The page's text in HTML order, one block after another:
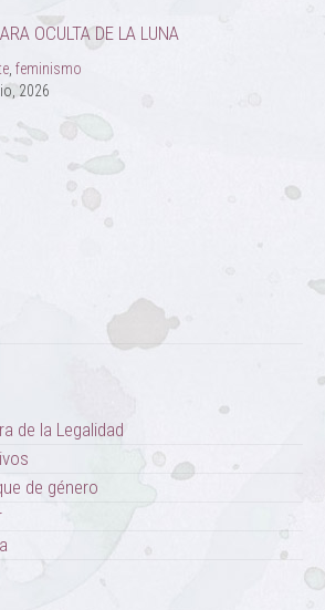
OCULTA DE LA LUNA
, feminismo
2026
de la Legalidad
de género